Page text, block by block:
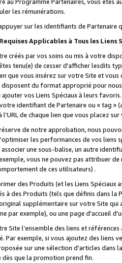
les rémunérations.
sur les identifiants de Partenaire
Applicables à Tous les Liens
créés par vos soins ou mis à votre
tenu(e) de cesser d'afficher lesdits
que vous insérez sur votre Site et
du format approprié pour
vos Liens Spéciaux à leurs
identifiant de Partenaire ou « tag
l'URL de chaque lien que vous placez
de notre approbation, nous
les performances de vos liens
associer une sous-balise, un autre
vous ne pouvez pas attribuer
de ces utilisateurs) .
des Produits (et les Liens
à des Produits (tels que définis dans
supplémentaire sur votre Site qui
par exemple), ou une page d'accueil
Site l’ensemble des liens et
Par exemple, si vous ajoutez des
sur une sélection d'articles
que la promotion prend fin.